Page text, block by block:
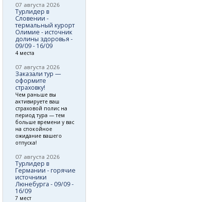
07 августа 2026
Турлидер в
Словении -
термальный курорт
Олимие - источник
долины здоровья -
09/09 - 16/09
4 места
07 августа 2026
Заказали тур —
оформите
страховку!
Чем раньше вы
активируете ваш
страховой полис на
период тура — тем
больше времени у вас
на спокойное
ожидание вашего
отпуска!
07 августа 2026
Турлидер в
Германии - горячие
источники
Люнебурга - 09/09 -
16/09
7 мест